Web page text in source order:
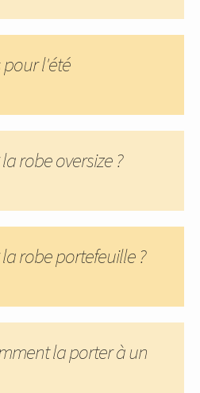
l'été
la robe oversize ?
la robe portefeuille ?
la porter à un